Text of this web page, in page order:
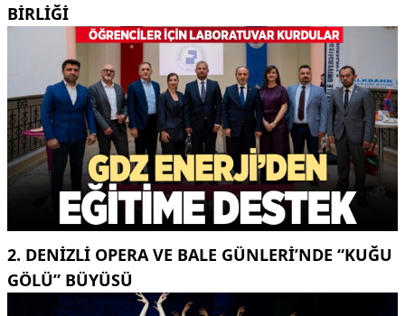
BIRLIĞI
2. DENIZLI OPERA VE BALE GÜNLERI’NDE “KUĞU
GÖLÜ” BÜYÜSÜ